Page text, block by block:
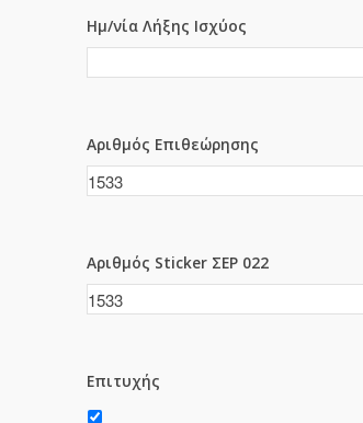
Ημ/νία Λήξης Ισχύος
Αριθμός Επιθεώρησης
Αριθμός Sticker ΣΕΡ 022
Επιτυχής